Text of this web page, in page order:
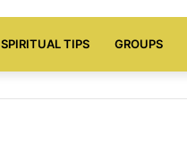
SPIRITUAL TIPS GROUPS